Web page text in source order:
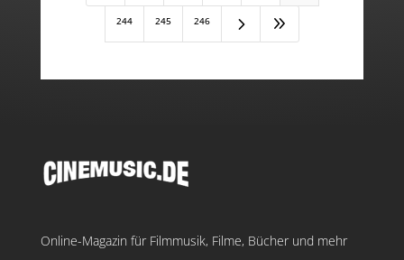
244 245 246 5 9
Online-Magazin für Filmmusik, Filme, Bücher und mehr